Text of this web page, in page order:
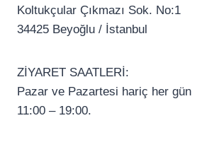
Koltukçular Çıkmazı Sok. No:1
34425 Beyoğlu / İstanbul
ZİYARET SAATLERİ:
Pazar ve Pazartesi hariç her gün
11:00 – 19:00.